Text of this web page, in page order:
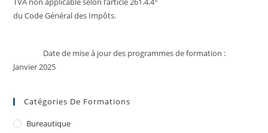
du Code Général des Impôts.
Date de mise à jour des programmes de formation :
Janvier 2025
Catégories De Formations
Bureautique